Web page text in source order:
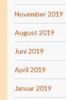
November 2019
August 2019
Juni 2019
April 2019
Januar 2019